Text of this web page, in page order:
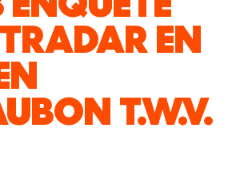
EN
T.W.V.